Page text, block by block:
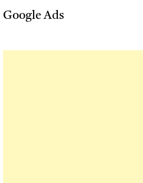
Google Ads